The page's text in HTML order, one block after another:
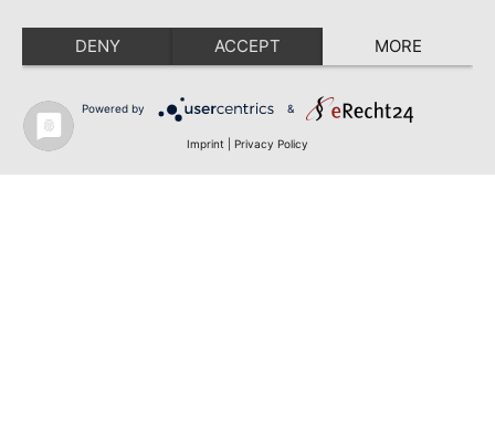
DENY ACCEPT MORE
Powered by &
Imprint Privacy Policy